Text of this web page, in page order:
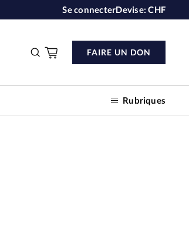
Se connecterDevise:CHF
Rubriques
FAIRE UN DON